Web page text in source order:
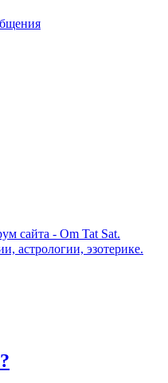
сайта - Om Tat Sat.
астрологии, эзотерике.